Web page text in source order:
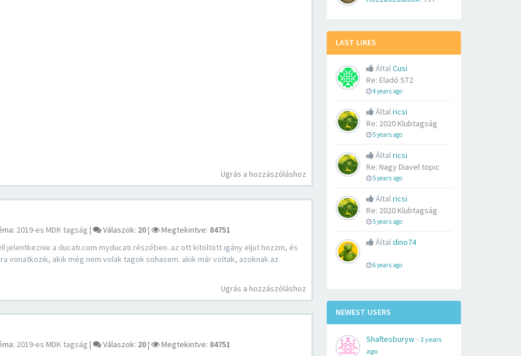
LAST LIKES
ÁltalCusi
Re: Eladó ST2
4 years ago
Általricsi
Re: 2020 Klubtagság
5 years ago
Általricsi
Re: Nagy Diavel topic
5 years ago
Általricsi
Re: 2020 Klubtagság
5 years ago
Általdino74
6 years ago
NEWEST USERS
Shaftesburyw- 3 years
ago
Ugrás a hozzászóláshoz
2019-es MDK tagság ¦ Válaszok: 20¦ Megtekintve: 84751
jelentkeznie a ducati.com myducati részében. az ott kitöltött igány eljut hozzm, és
vonatkozik, akik még nem volak tagok sohasem. akik már voltak, azoknak az
Ugrás a hozzászóláshoz
2019-es MDK tagság ¦ Válaszok: 20¦ Megtekintve: 84751